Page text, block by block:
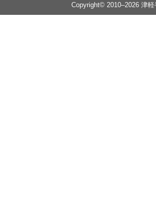
Copyright© 2010–2026 津